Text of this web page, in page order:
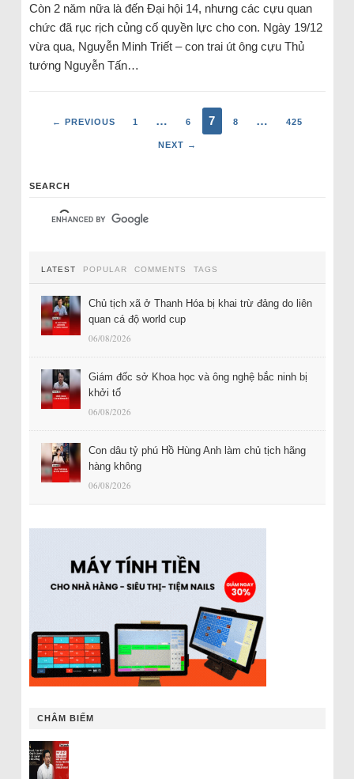
Còn 2 năm nữa là đến Đại hội 14, nhưng các cựu quan
chức đã rục rịch củng cố quyền lực cho con. Ngày 19/12
vừa qua, Nguyễn Minh Triết – con trai út ông cựu Thủ
tướng Nguyễn Tấn…
← PREVIOUS 1 … 6 7 8 … 425
NEXT →
SEARCH
LATEST POPULAR COMMENTS TAGS
Chủ tịch xã ở Thanh Hóa bị khai trừ đảng do liên
quan cá độ world cup
06/08/2026
Giám đốc sở Khoa học và ông nghệ bắc ninh bị
khởi tố
06/08/2026
Con dâu tỷ phú Hồ Hùng Anh làm chủ tịch hãng
hàng không
06/08/2026
CHÂM BIẾM